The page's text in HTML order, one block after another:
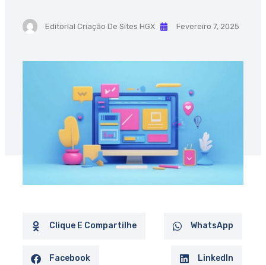
Editorial Criação De Sites HGX Fevereiro 7, 2025
Clique E Compartilhe WhatsApp
Facebook LinkedIn